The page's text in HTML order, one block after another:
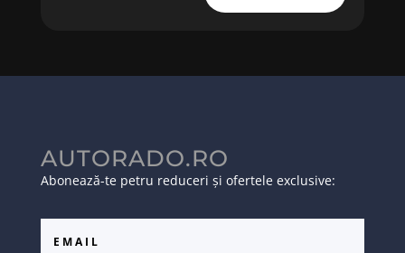
AUTORADO.RO
Abonează-te petru reduceri și ofertele exclusive: